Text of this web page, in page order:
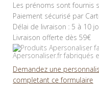
Les prénoms sont fournis
Paiement sécurisé par
Délai de livraison : 5 à 10
Livraison offerte dès 59€
Apersonaliser.fr fabriqués
Demandez une
completant ce formulaire